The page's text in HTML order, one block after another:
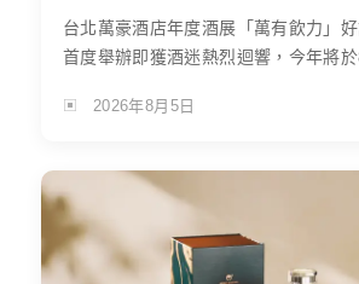
台北萬豪酒店年度酒展「萬有飲力」
首度舉辦即獲酒迷熱烈迴響，今年將於
2026年8月5日